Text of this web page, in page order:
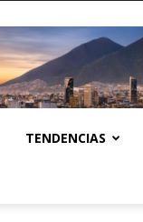
TENDENCIAS